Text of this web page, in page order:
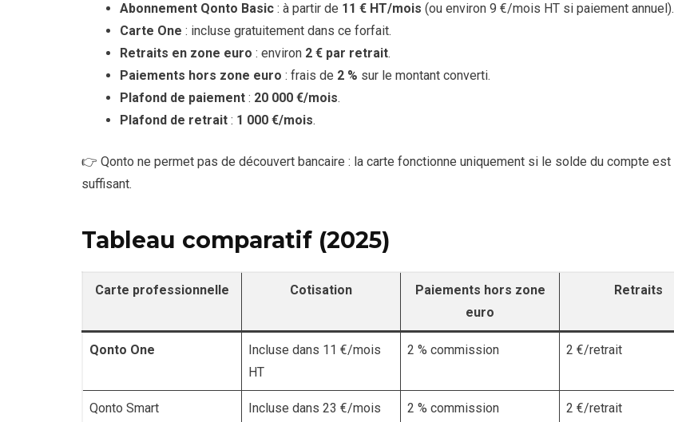
Abonnement Qonto Basic : à partir de 11 € HT/mois (ou environ 9 €/mois HT si paiement annuel).
Carte One : incluse gratuitement dans ce forfait.
Retraits en zone euro : environ 2 € par retrait.
Paiements hors zone euro : frais de 2 % sur le montant converti.
Plafond de paiement : 20 000 €/mois.
Plafond de retrait : 1 000 €/mois.
👉 Qonto ne permet pas de découvert bancaire : la carte fonctionne uniquement si le solde du compte est
suffisant.
Tableau comparatif (2025)
Carte professionnelle Cotisation
Paiements hors zone
euro
Retraits
Qonto One
Incluse dans 11 €/mois
HT
2 % commission 2 €/retrait
Qonto Smart
Incluse dans 23 €/mois
2 % commission 2 €/retrait